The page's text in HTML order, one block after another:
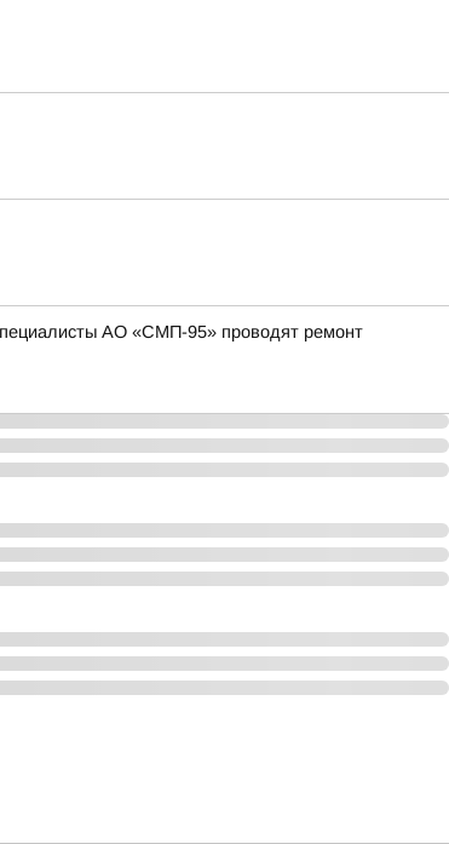
АО «СМП-95» проводят ремонт